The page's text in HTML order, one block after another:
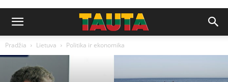
Pradžia Lietuva Politika ir ekonomika